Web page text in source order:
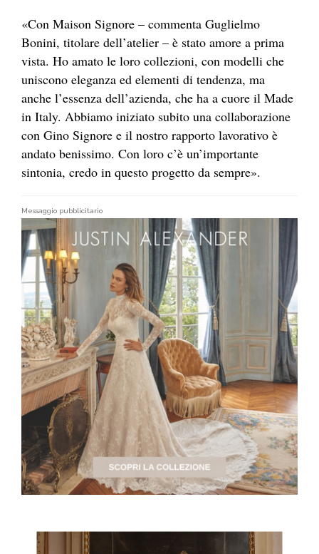
«Con Maison Signore – commenta Guglielmo
Bonini, titolare dell’atelier – è stato amore a prima
vista. Ho amato le loro collezioni, con modelli che
uniscono eleganza ed elementi di tendenza, ma
anche l’essenza dell’azienda, che ha a cuore il Made
in Italy. Abbiamo iniziato subito una collaborazione
con Gino Signore e il nostro rapporto lavorativo è
andato benissimo. Con loro c’è un’importante
sintonia, credo in questo progetto da sempre».
Messaggio pubblicitario